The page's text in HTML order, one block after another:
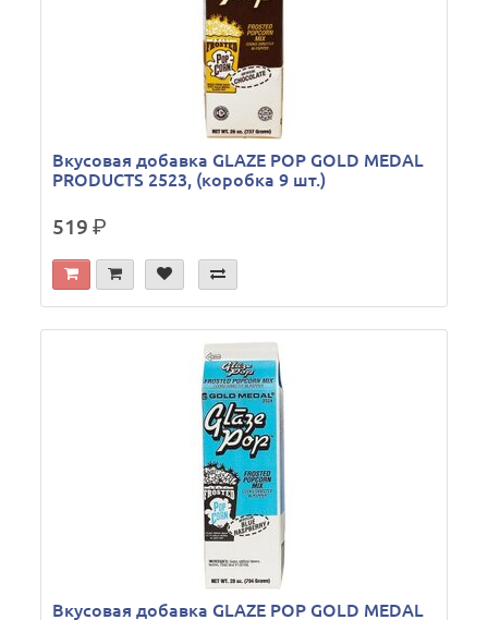
Вкусовая добавка GLAZE POP GOLD MEDAL
PRODUCTS 2523, (коробка 9 шт.)
519р.
Вкусовая добавка GLAZE POP GOLD MEDAL